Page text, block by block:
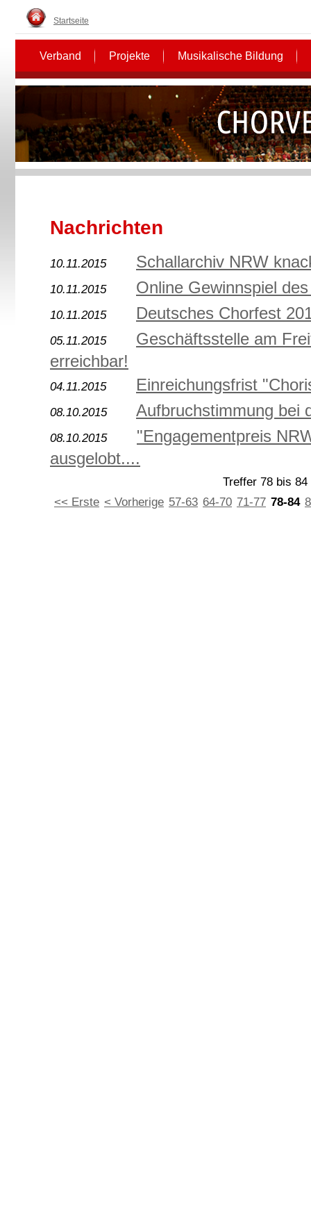
Startseite
Verband Projekte Musikalische Bildung
Nachrichten
10.11.2015 Schallarchiv NRW
10.11.2015 Online Gewinnspiel
10.11.2015 Deutsches Chorfest
05.11.2015
Geschäftsstelle am
erreichbar!
04.11.2015 Einreichungsfrist
08.10.2015 Aufbruchstimmung bei
08.10.2015
"Engagementpreis
ausgelobt....
Treffer 78 bis 84
<< Erste < Vorherige 57-63 64-70 71-77 78-84